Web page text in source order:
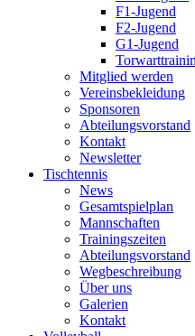
F1-Jugend
F2-Jugend
G1-Jugend
Mitglied werden
Vereinsbekleidung
Sponsoren
Abteilungsvorstand
Kontakt
Newsletter
Tischtennis
News
Gesamtspielplan
Mannschaften
Trainingszeiten
Abteilungsvorstand
Wegbeschreibung
Über uns
Galerien
Kontakt